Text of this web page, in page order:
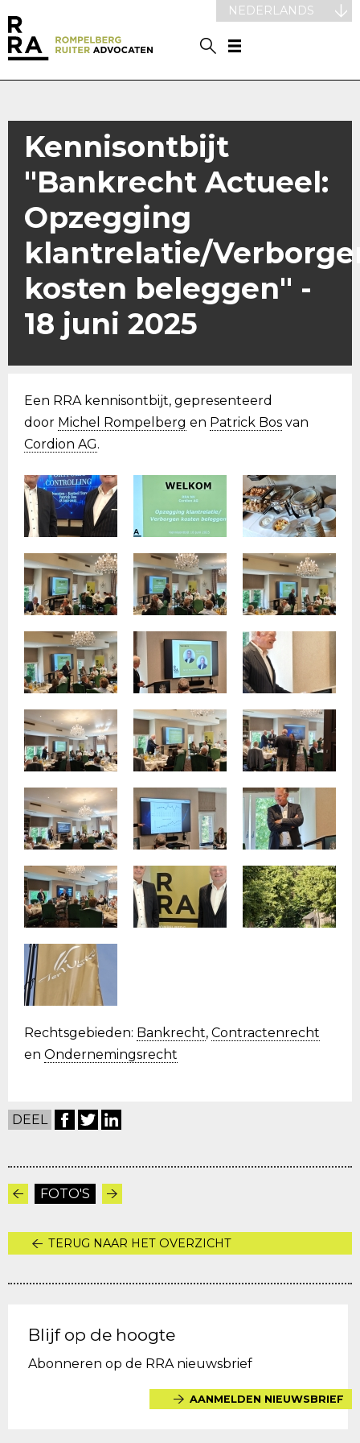
NEDERLANDS
Kennisontbijt
"Bankrecht Actueel:
Opzegging
klantrelatie/
kosten beleggen" -
18 juni 2025
Een RRA kennisontbijt, gepresenteerd
door Michel Rompelberg en Patrick Bos van
Cordion AG.
Rechtsgebieden: Bankrecht, Contractenrecht
en Ondernemingsrecht
DEEL
FOTO'S
TERUG NAAR HET OVERZICHT
Blijf op de hoogte
Abonneren op de RRA nieuwsbrief
AANMELDEN NIEUWSBRIEF